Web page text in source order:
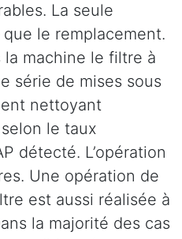
La seule
le remplacement.
machine le filtre à
série de mises sous
nettoyant
le taux
détecté. L’opération
Une opération de
est aussi réalisée à
la majorité des cas